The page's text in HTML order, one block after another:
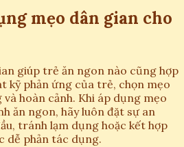
mẹo dân gian cho
giúp trẻ ăn ngon nào cũng hợp
kỹ phản ứng của trẻ, chọn mẹo
hoàn cảnh. Khi áp dụng mẹo
ăn ngon, hãy luôn đặt sự an
tránh lạm dụng hoặc kết hợp
dễ phản tác dụng.